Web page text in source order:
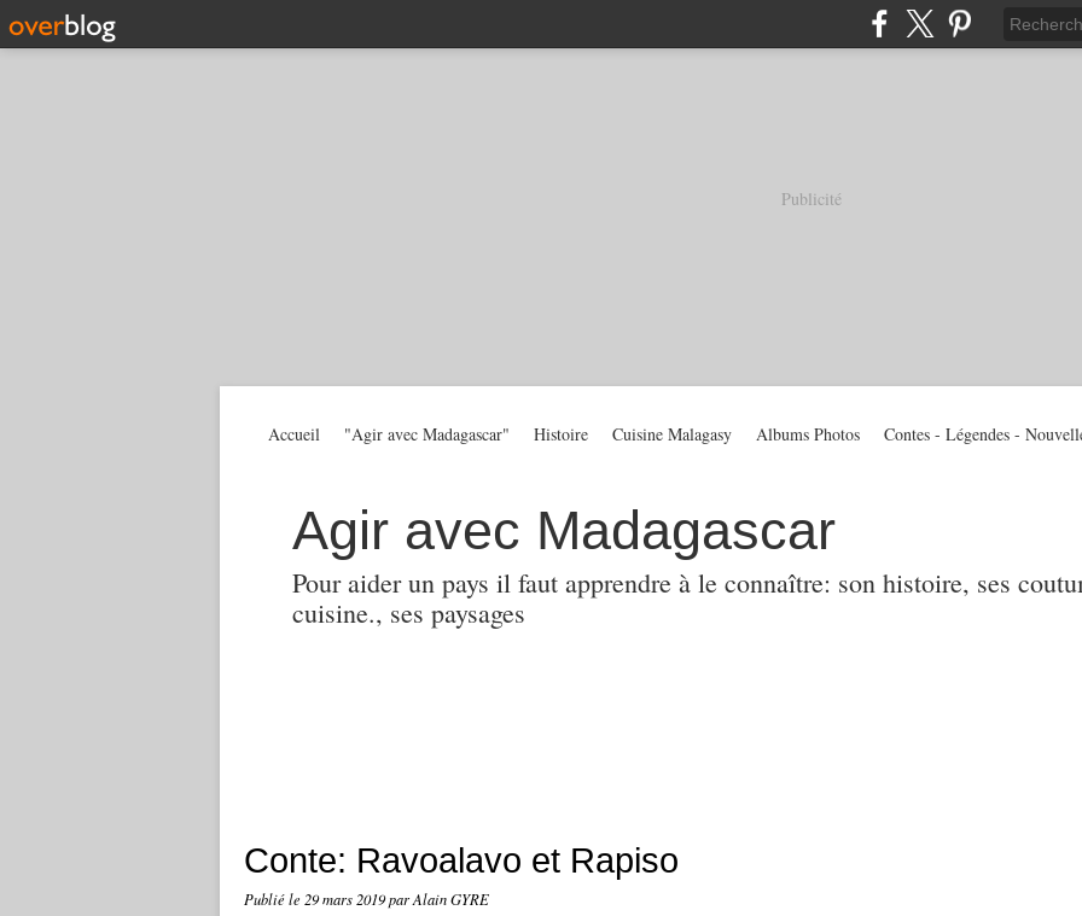
Publicité
Agir avec Madagascar
Pour aider un pays il faut apprendre à le connaître: son histoire, ses
cuisine., ses paysages
Accueil "Agir avec Madagascar" Histoire Cuisine Malagasy Albums Photos Contes - Légendes -
Conte: Ravoalavo et Rapiso
Publié le 29 mars 2019par Alain GYRE